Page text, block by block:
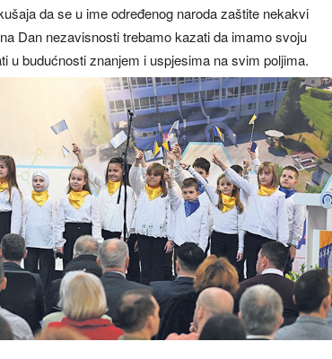
da se u ime određenog naroda zaštite nekakvi
Dan nezavisnosti trebamo kazati da imamo svoju
u budućnosti znanjem i uspjesima na svim poljima.